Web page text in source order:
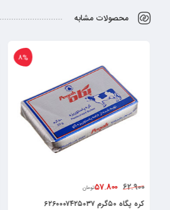
محصولات مشابه
8%
62.900
57.800تومان
کره پگاه ۵۰گرم ۶۲۶۰۰۰۷۴۲۵۰۳۷